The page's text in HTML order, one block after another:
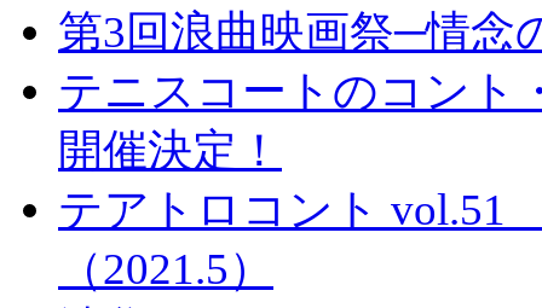
第3回浪曲映画祭─情念
テニスコートのコント
開催決定！
テアトロコント
（2021.5）